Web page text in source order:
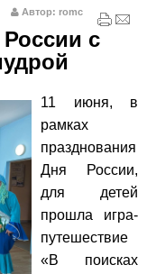
Автор: romc
с
11 июня, в
рамках
празднования
Дня России,
для детей
прошла игра-
путешествие
«В поисках